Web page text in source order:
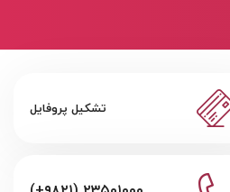
تشکیل پروفایل